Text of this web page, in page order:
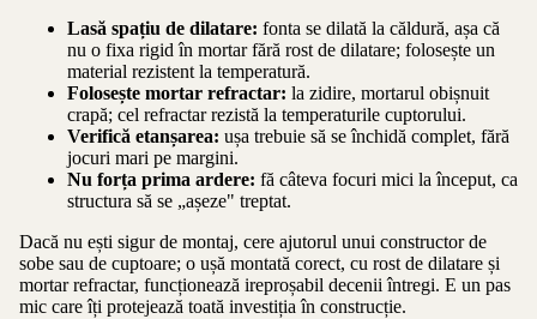
Lasă spațiu de dilatare: fonta se dilată la căldură, așa că
nu o fixa rigid în mortar fără rost de dilatare; folosește un
material rezistent la temperatură.
Folosește mortar refractar: la zidire, mortarul obișnuit
crapă; cel refractar rezistă la temperaturile cuptorului.
Verifică etanșarea: ușa trebuie să se închidă complet, fără
jocuri mari pe margini.
Nu forța prima ardere: fă câteva focuri mici la început, ca
structura să se „așeze" treptat.
Dacă nu ești sigur de montaj, cere ajutorul unui constructor de
sobe sau de cuptoare; o ușă montată corect, cu rost de dilatare și
mortar refractar, funcționează ireproșabil decenii întregi. E un pas
mic care îți protejează toată investiția în construcție.